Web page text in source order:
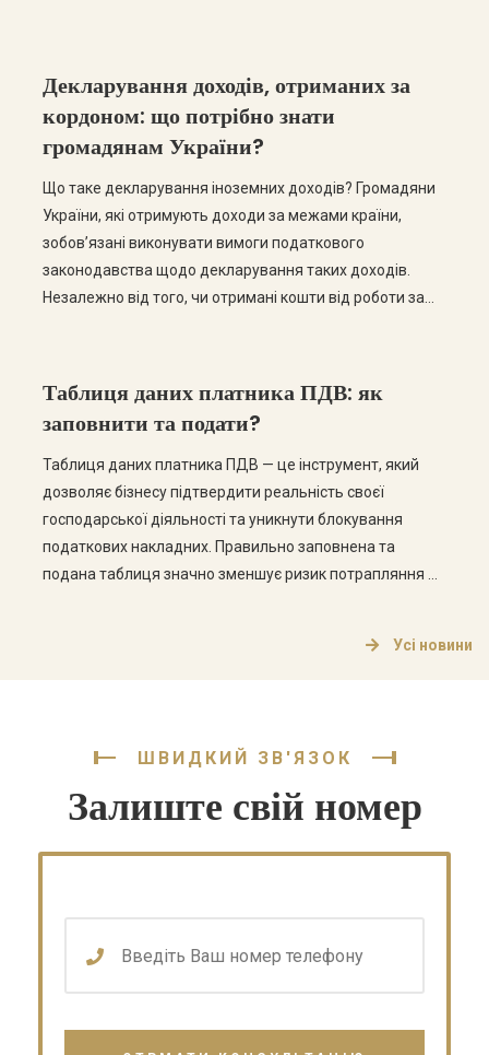
додаткових податків та ускладнення ведення
господарської діяльності. Якщо податковий орган […]
Декларування доходів, отриманих за
кордоном: що потрібно знати
громадянам України?
Що таке декларування іноземних доходів? Громадяни
України, які отримують доходи за межами країни,
зобов’язані виконувати вимоги податкового
законодавства щодо декларування таких доходів.
Незалежно від того, чи отримані кошти від роботи за
Україні. Декларування іноземних доходів є обов’язком
податкового […]
Таблиця даних платника ПДВ: як
заповнити та подати?
Таблиця даних платника ПДВ — це інструмент, який
дозволяє бізнесу підтвердити реальність своєї
господарської діяльності та уникнути блокування
податкових накладних. Правильно заповнена та
подана таблиця значно зменшує ризик потрапляння до
до податкового органу та містить інформацію про:
Усі новини
ШВИДКИЙ ЗВ'ЯЗОК
Залиште свій номер